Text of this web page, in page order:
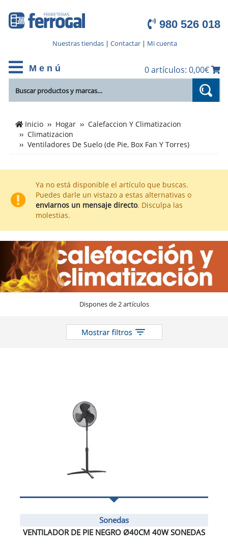
980 526 018
Nuestras tiendas| Contactar| Mi cuenta
M e n ú 0 artículos: 0,00€
Cientos
de
productos
Ventiladores
Suelo
(de
Box
Fan
Y
Torres)
en
el
Inicio Hogar
Calefaccion Y Climatizacion
Climatizacion
Ventiladores De Suelo (de Pie, Box Fan Y Torres)
Ya no está disponible el artículo que buscas.
Puedes darle un vistazo a estas alternativas o
enviarnos un mensaje directo. Disculpa las
molestias.
Dispones de 2 artículos
Sonedas
VENTILADOR DE PIE NEGRO Ø40CM 40W SONEDAS